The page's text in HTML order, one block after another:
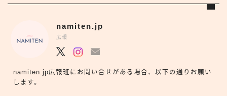
namiten.jp
広報
namiten.jp広報班にお問い合せがある場合、以下の通りお願い
します。